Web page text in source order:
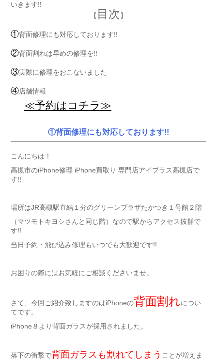
いきます!!
【 目次 】
①背面修理にも対応しております!!
②背面割れは早めの修理を!!
③実際に修理をおこないました
④店舗情報
≪予約はコチラ≫
①背面修理にも対応しております!!
こんにちは！
高槻市のiPhone修理 iPhone買取り 専門店アイプラス高槻店で
す!!
場所はJR高槻駅直結１分のグリーンプラザたかつき１号館２階
（マツモトキヨシさんと同じ階）なので駅からアクセス抜群で
す!!
当日予約・飛び込み修理もいつでも大歓迎です!!
お困りの際にはお気軽にご相談くださいませ。
さて、今回ご紹介致しますのはiPhoneの背面割れについ
てです。
iPhone８より背面ガラスが採用されました。
落下の衝撃で背面ガラスも割れてしまう ことが増えま